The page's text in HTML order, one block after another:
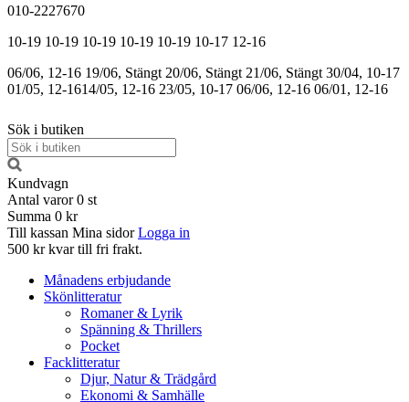
010-2227670
10-19 10-19 10-19 10-19 10-19 10-17 12-16
06/06, 12-16 19/06, Stängt 20/06, Stängt 21/06, Stängt 30/04, 10-17
01/05, 12-1614/05, 12-16 23/05, 10-17 06/06, 12-16 06/01, 12-16
Sök i butiken
Kundvagn
Antal varor 0 st
Summa 0 kr
Till kassan Mina sidor Logga in
500 kr kvar till fri frakt.
Månadens erbjudande
Skönlitteratur
Romaner & Lyrik
Spänning & Thrillers
Pocket
Facklitteratur
Djur, Natur & Trädgård
Ekonomi & Samhälle